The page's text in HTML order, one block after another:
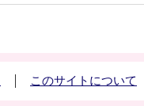
このサイトについて